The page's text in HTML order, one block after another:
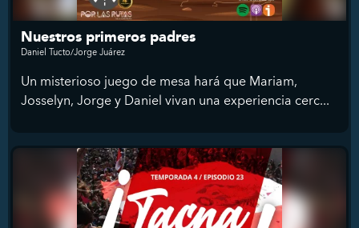
Nuestros primeros padres
Daniel Tucto/Jorge Juárez
Un misterioso juego de mesa hará que Mariam,
Josselyn, Jorge y Daniel vivan una experiencia cerc...